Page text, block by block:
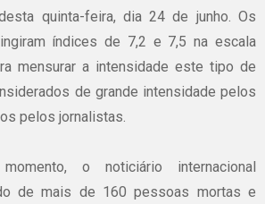
quinta-feira, dia 24 de junho. Os
índices de 7,2 e 7,5 na escala
mensurar a intensidade este tipo de
de grande intensidade pelos
pelos jornalistas.
o noticiário internacional
de mais de 160 pessoas mortas e